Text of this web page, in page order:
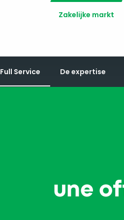
Zakelijke markt
Full Service De expertise
une